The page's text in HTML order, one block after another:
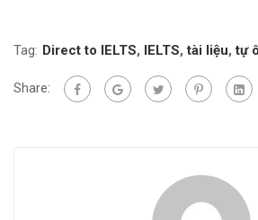
Tag: Direct to IELTS, IELTS,tài liệu,tự
Share: